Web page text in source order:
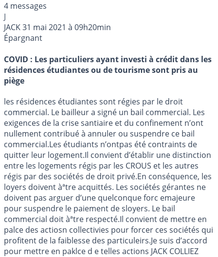
4 messages
J
JACK31 mai 2021 à 09h20min
Épargnant
COVID : Les particuliers ayant investi à crédit dans les
résidences étudiantes ou de tourisme sont pris au
piège
les résidences étudiantes sont régies par le droit
commercial. Le bailleur a signé un bail commercial. Les
exigences de la crise santiaire et du confinement n’ont
nullement contribué à annuler ou suspendre ce bail
commercial.Les étudiants n’ontpas été contraints de
quitter leur logement.Il convient d’établir une distinction
entre les logements régis par les CROUS et les autres
régis par des sociétés de droit privé.En conséquence, les
loyers doivent àªtre acquittés. Les sociétés gérantes ne
doivent pas arguer d’une quelconque forc emajeure
pour suspendre le paiement de sloyers. Le bail
commercial doit àªtre respecté.Il convient de mettre en
palce des actiosn collectivies pour forcer ces sociétés qui
profitent de la faiblesse des particuleirs.Je suis d’accord
pour mettre en paklce d e telles actions JACK COLLIEZ